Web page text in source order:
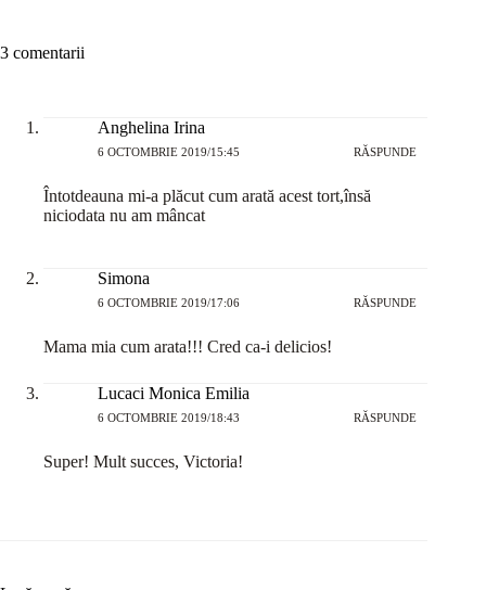
3 comentarii
Anghelina Irina
6 OCTOMBRIE 2019/15:45 RĂSPUNDE
Întotdeauna mi-a plăcut cum arată acest tort,însă
niciodata nu am mâncat
Simona
6 OCTOMBRIE 2019/17:06 RĂSPUNDE
Mama mia cum arata!!! Cred ca-i delicios!
Lucaci Monica Emilia
6 OCTOMBRIE 2019/18:43 RĂSPUNDE
Super! Mult succes, Victoria!